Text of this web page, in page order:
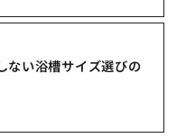
ない浴槽サイズ選びの